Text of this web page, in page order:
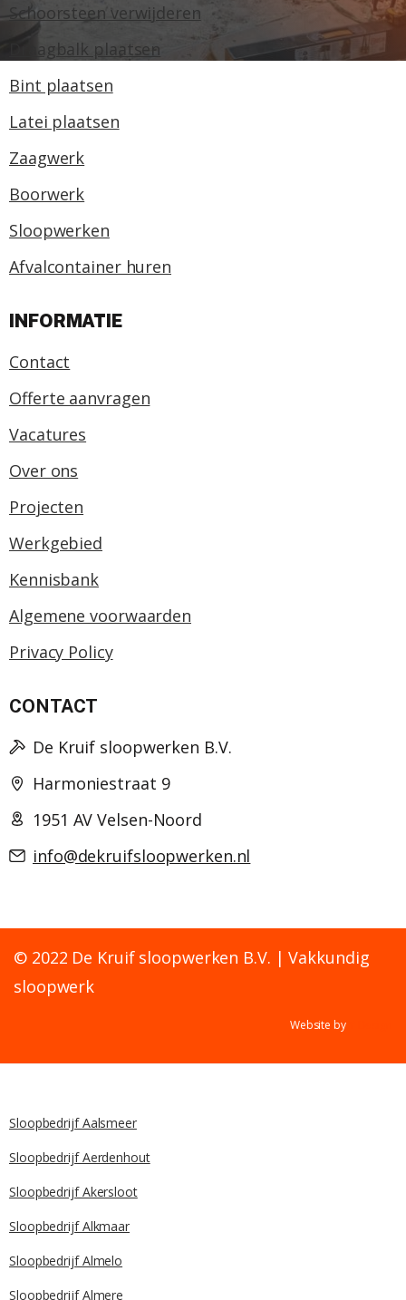
Schoorsteen verwijderen
Draagbalk plaatsen
Bint plaatsen
Latei plaatsen
Zaagwerk
Boorwerk
Sloopwerken
Afvalcontainer huren
INFORMATIE
Contact
Offerte aanvragen
Vacatures
Over ons
Projecten
Werkgebied
Kennisbank
Algemene voorwaarden
Privacy Policy
CONTACT
De Kruif sloopwerken B.V.
Harmoniestraat 9
1951 AV Velsen-Noord
info@dekruifsloopwerken.nl
© 2022 De Kruif sloopwerken B.V. | Vakkundig
sloopwerk
Website by
Sloopbedrijf Aalsmeer
Sloopbedrijf Aerdenhout
Sloopbedrijf Akersloot
Sloopbedrijf Alkmaar
Sloopbedrijf Almelo
Sloopbedrijf Almere